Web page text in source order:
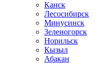
Канск
Лесосибирск
Минусинск
Зеленогорск
Норильск
Кызыл
Абакан